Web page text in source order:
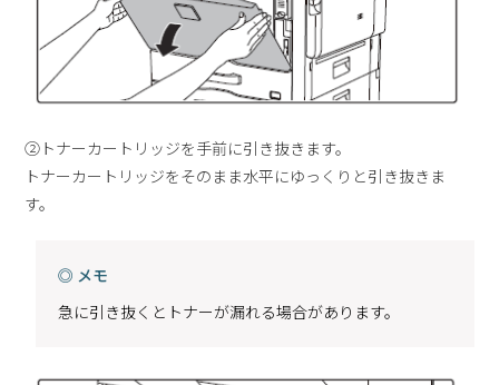
②トナーカートリッジを手前に引き抜きます。
トナーカートリッジをそのまま水平にゆっくりと引き抜きま
す。
◎ メモ
急に引き抜くとトナーが漏れる場合があります。